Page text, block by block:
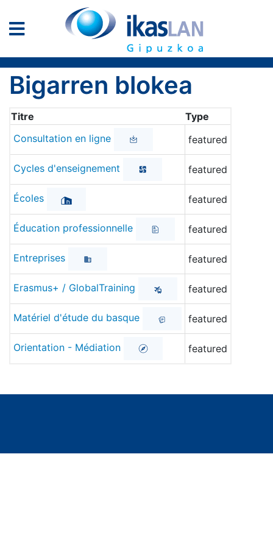
Bigarren blokea
Titre
Type
Consultation en ligne
featured
Cycles d'enseignement featured
Écoles featured
Éducation professionnelle featured
Entreprises featured
Erasmus+ / GlobalTraining featured
Matériel d'étude du basque featured
Orientation - Médiation featured